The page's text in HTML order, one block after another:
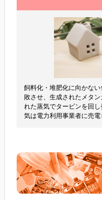
飼料化・堆肥化に向かな
敗させ、生成されたメタ
れた蒸気でタービンを回
気は電力利用事業者に売電